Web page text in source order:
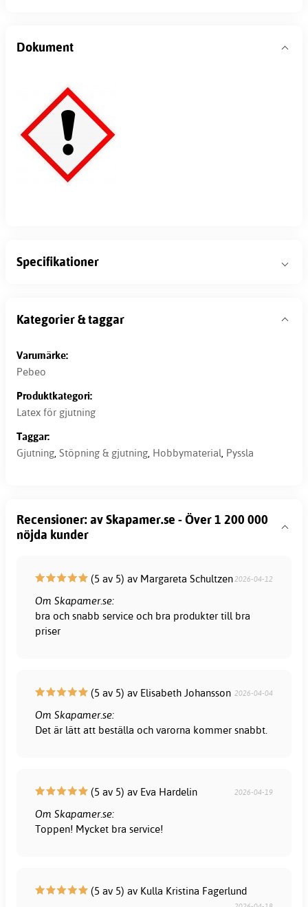
Dokument
Specifikationer
Kategorier & taggar
Varumärke:
Pebeo
Produktkategori:
Latex för gjutning
Taggar:
Gjutning, Stöpning & gjutning, Hobbymaterial, Pyssla
Recensioner: av Skapamer.se - Över 1 200 000
nöjda kunder
(5 av 5) av Margareta Schultzen2026-04-12
Om Skapamer.se:
bra och snabb service och bra produkter till bra
priser
(5 av 5) av Elisabeth Johansson 2026-04-04
Om Skapamer.se:
Det är lätt att beställa och varorna kommer snabbt.
(5 av 5) av Eva Hardelin 2026-04-19
Om Skapamer.se:
Toppen! Mycket bra service!
(5 av 5) av Kulla Kristina Fagerlund